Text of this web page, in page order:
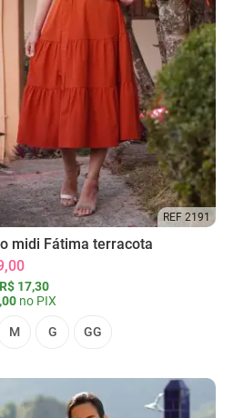
REF 2191
midi Fátima terracota
R$ 17,30
no PIX
M G GG